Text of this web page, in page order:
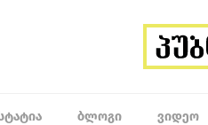
ᲑᲚᲝᲒᲘ ᲕᲘᲓᲔᲝ